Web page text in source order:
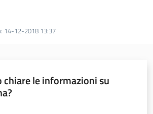
: 14-12-2018 13:37
chiare le informazioni su